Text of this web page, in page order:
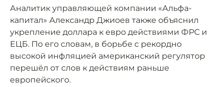
Аналитик управляющей компании «Альфа-
капитал» Александр Джиоев также объяснил
укрепление доллара к евро действиями ФРС и
ЕЦБ. По его словам, в борьбе с рекордно
высокой инфляцией американский регулятор
перешёл от слов к действиям раньше
европейского.